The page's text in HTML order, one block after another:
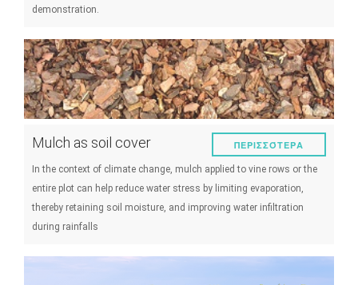
demonstration.
Mulch as soil cover
In the context of climate change, mulch applied to vine rows or the
entire plot can help reduce water stress by limiting evaporation,
thereby retaining soil moisture, and improving water infiltration
during rainfalls
ΠΕΡΙΣΣΌΤΕΡΑ